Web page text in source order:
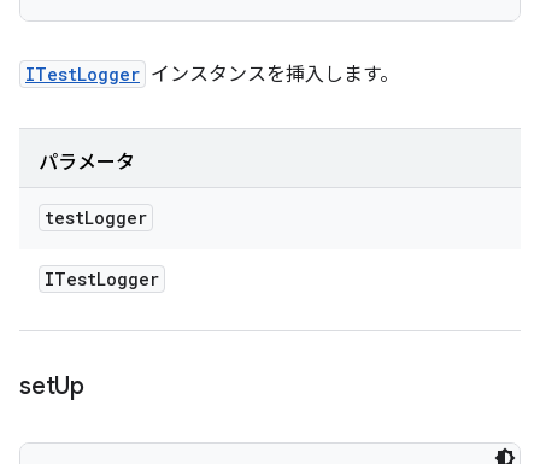
ITestLogger インスタンスを挿入します。
パラメータ
testLogger
ITestLogger
setUp